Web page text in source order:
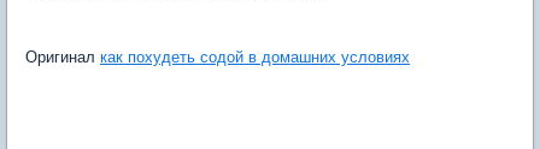
Оригинал как похудеть содой в домашних условиях